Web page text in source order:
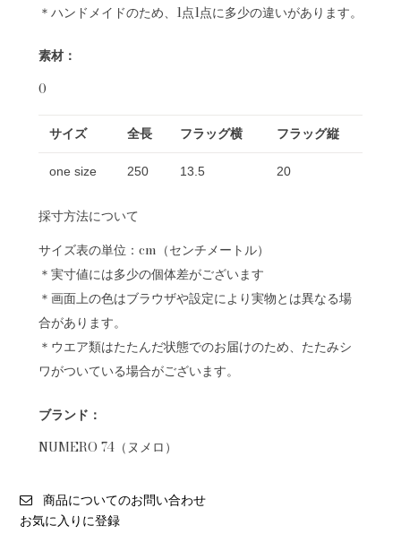
＊ハンドメイドのため、1点1点に多少の違いがあります。
素材：
0
サイズ 全長 フラッグ横 フラッグ縦
one size 250 13.5 20
採寸方法について
サイズ表の単位：cm（センチメートル）
＊実寸値には多少の個体差がございます
＊画面上の色はブラウザや設定により実物とは異なる場
合があります。
＊ウエア類はたたんだ状態でのお届けのため、たたみシ
ワがついている場合がございます。
ブランド：
NUMERO 74（ヌメロ）
商品についてのお問い合わせ
お気に入りに登録